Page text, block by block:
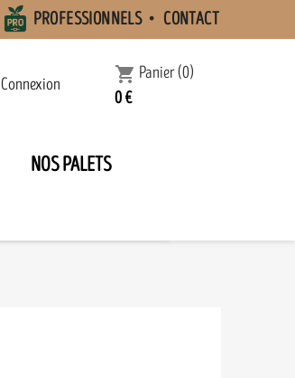
PROFESSIONNELS CONTACT
Connexion shopping_cart Panier(0)
0 €
NOS PALETS